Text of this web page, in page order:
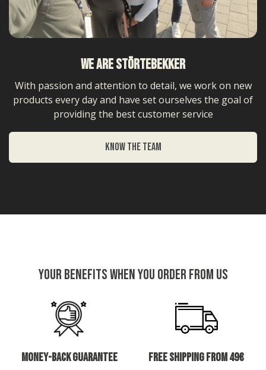
Verifizierter Kunde
Men Essential Set - inkl. Soap Box Sea Breeze
Sehr gut , kaufe es wieder
Matthias
Verifizierter Kunde
Die Seife schäumt schnell auf und ist relativ
geruchsneutral. Zur Wirkung braucht es wohl
Hochwertige Verarbeitung und angenehmer
Geruch
9.8.2026
WE ARE Störtebekker
With passion and attention to detail, we work on new
products every day and have set ourselves the goal of
providing the best customer service
KNOW THE TEAM
Your benefits when you order from us
Money-back guarantee Free shipping from 49€